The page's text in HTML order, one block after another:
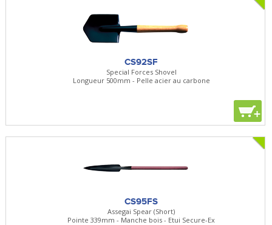
CS92SF
Special Forces Shovel
Longueur 500mm - Pelle acier au carbone
+
CS95FS
Assegai Spear (Short)
Pointe 339mm - Manche bois - Etui Secure-Ex